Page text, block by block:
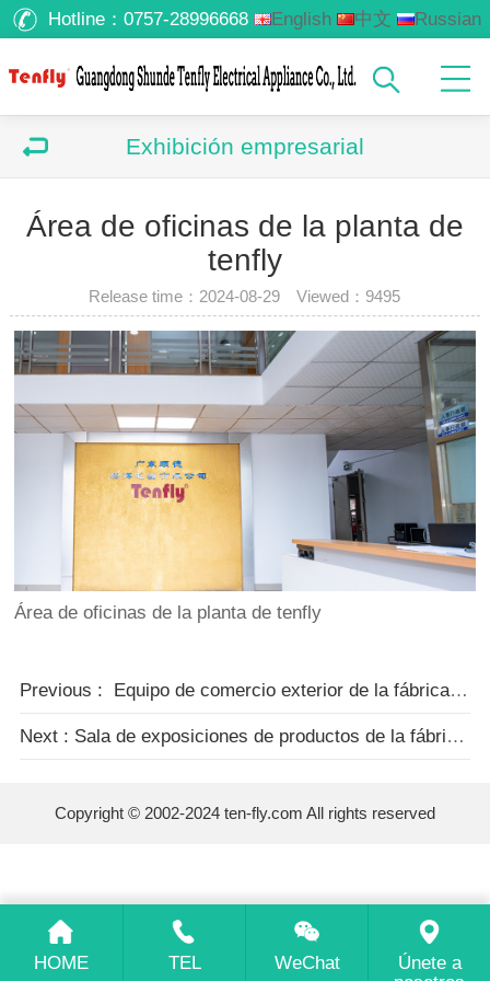
Hotline： 0757-28996668 English 中文
Russian
Exhibición empresarial
Área de oficinas de la planta de
tenfly
Release time：2024-08-29 Viewed： 9495
Área de oficinas de la planta de tenfly
Previous : ​ Equipo de comercio exterior de la fábrica de tianfei
Next : Sala de exposiciones de productos de la fábrica tianfei
Copyright © 2002-2024 ten-fly.com All rights reserved
HOME TEL WeChat
Únete a